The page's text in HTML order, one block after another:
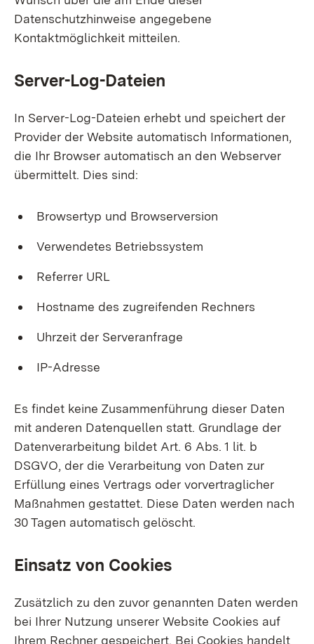
Datenschutzhinweise angegebene
Kontaktmöglichkeit mitteilen.
Server-Log-Dateien
In Server-Log-Dateien erhebt und speichert der
Provider der Website automatisch Informationen,
die Ihr Browser automatisch an den Webserver
übermittelt. Dies sind:
Browsertyp und Browserversion
Verwendetes Betriebssystem
Referrer URL
Hostname des zugreifenden Rechners
Uhrzeit der Serveranfrage
IP-Adresse
Es findet keine Zusammenführung dieser Daten
mit anderen Datenquellen statt. Grundlage der
Datenverarbeitung bildet Art. 6 Abs. 1 lit. b
DSGVO, der die Verarbeitung von Daten zur
Erfüllung eines Vertrags oder vorvertraglicher
Maßnahmen gestattet. Diese Daten werden nach
30 Tagen automatisch gelöscht.
Einsatz von Cookies
Zusätzlich zu den zuvor genannten Daten werden
bei Ihrer Nutzung unserer Website Cookies auf
Ihrem Rechner gespeichert. Bei Cookies handelt